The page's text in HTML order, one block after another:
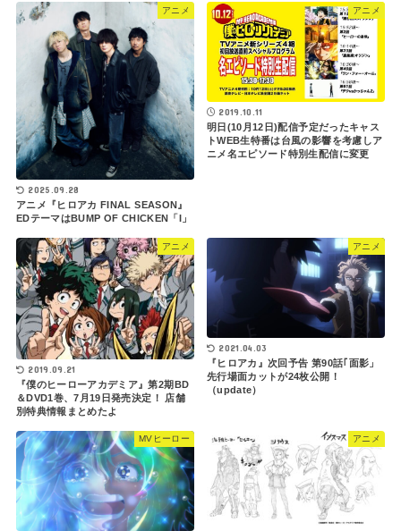
アニメ
2025.09.28
アニメ『ヒロアカ FINAL SEASON』
EDテーマはBUMP OF CHICKEN「I」
アニメ
2019.10.11
明日(10月12日)配信予定だったキャス
トWEB生特番は台風の影響を考慮しア
ニメ名エピソード特別生配信に変更
アニメ
2019.09.21
『僕のヒーローアカデミア』第2期BD
＆DVD1巻、7月19日発売決定！ 店舗
別特典情報まとめたよ
アニメ
2021.04.03
『ヒロアカ』次回予告 第90話｢面影」
先行場面カットが24枚公開！
（update）
MVヒーロー アニメ